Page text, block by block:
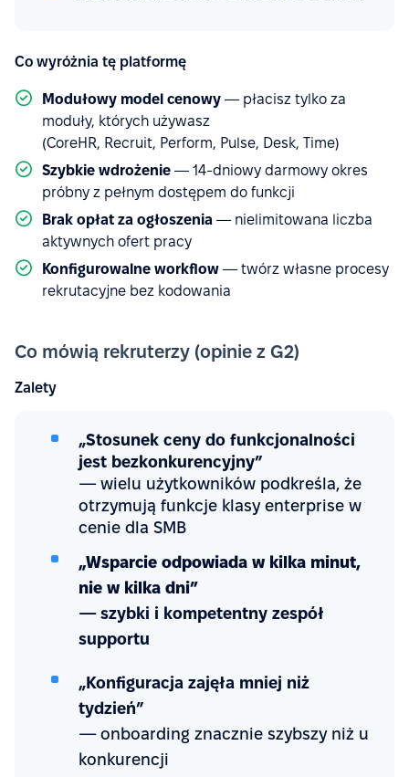
Co wyróżnia tę platformę
Modułowy model cenowy — płacisz tylko za
moduły, których używasz
(CoreHR, Recruit, Perform, Pulse, Desk, Time)
Szybkie wdrożenie — 14-dniowy darmowy okres
próbny z pełnym dostępem do funkcji
Brak opłat za ogłoszenia — nielimitowana liczba
aktywnych ofert pracy
Konfigurowalne workflow — twórz własne procesy
rekrutacyjne bez kodowania
Co mówią rekruterzy (opinie z G2)
Zalety
„Stosunek ceny do funkcjonalności
jest bezkonkurencyjny”
— wielu użytkowników podkreśla, że
otrzymują funkcje klasy enterprise w
cenie dla SMB
„Wsparcie odpowiada w kilka minut,
nie w kilka dni”
— szybki i kompetentny zespół
supportu
„Konfiguracja zajęła mniej niż
tydzień”
— onboarding znacznie szybszy niż u
konkurencji